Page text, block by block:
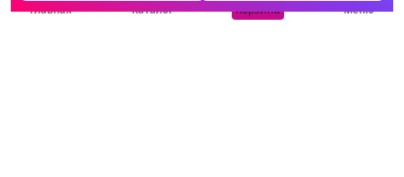
Главная Каталог Корзина Меню